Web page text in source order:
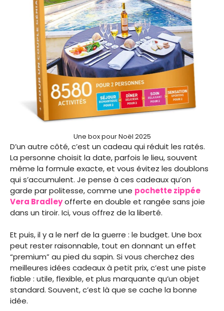
Une box pour Noël 2025
D’un autre côté, c’est un cadeau qui réduit les ratés.
La personne choisit la date, parfois le lieu, souvent
même la formule exacte, et vous évitez les doublons
qui s’accumulent. Je pense à ces cadeaux qu’on
garde par politesse, comme une pochette zippée
Vera Bradleyofferte en double et rangée sans joie
dans un tiroir. Ici, vous offrez de la liberté.
Et puis, il y a le nerf de la guerre : le budget. Une box
peut rester raisonnable, tout en donnant un effet
“premium” au pied du sapin. Si vous cherchez des
meilleures idées cadeaux à petit prix, c’est une piste
fiable : utile, flexible, et plus marquante qu’un objet
standard. Souvent, c’est là que se cache la bonne
idée.